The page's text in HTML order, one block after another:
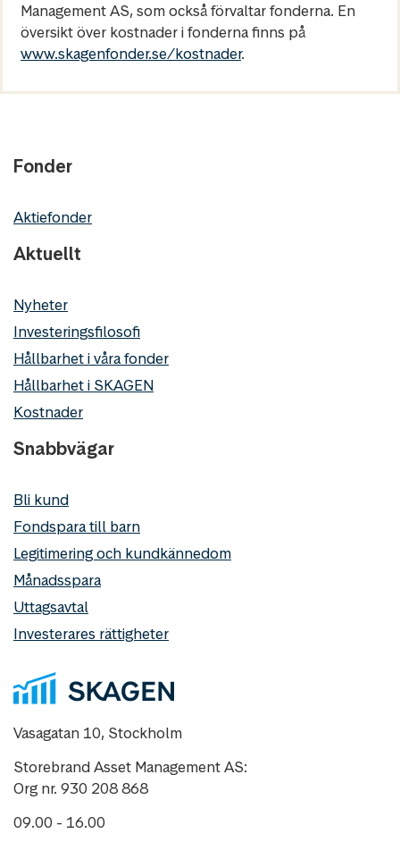
Management AS, som också förvaltar fonderna. En
översikt över kostnader i fonderna finns på
www.skagenfonder.se/kostnader.
Fonder
Aktiefonder
Aktuellt
Nyheter
Investeringsfilosofi
Hållbarhet i våra fonder
Hållbarhet i SKAGEN
Kostnader
Snabbvägar
Bli kund
Fondspara till barn
Legitimering och kundkännedom
Månadsspara
Uttagsavtal
Investerares rättigheter
Vasagatan 10, Stockholm
Storebrand Asset Management AS:
Org nr. 930 208 868
09.00 - 16.00